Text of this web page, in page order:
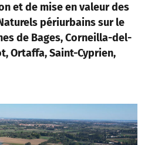
et de mise en valeur des
périurbains sur le
de Bages, Corneilla-del-
Ortaffa, Saint-Cyprien,